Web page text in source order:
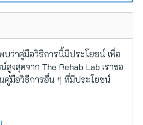
บว่าคู่มือวิธีการนี้มีประโยชน์ เพื่อ
สูงสุดจาก The Rehab Lab เราขอ
คู่มือวิธีการอื่น ๆ ที่มีประโยชน์